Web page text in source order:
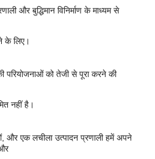
और बुद्धिमान विनिर्माण के माध्यम से
के लिए।
परियोजनाओं को तेजी से पूरा करने की
नहीं है।
और एक लचीला उत्पादन प्रणाली हमें अपने